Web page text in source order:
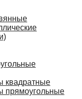
квадратные